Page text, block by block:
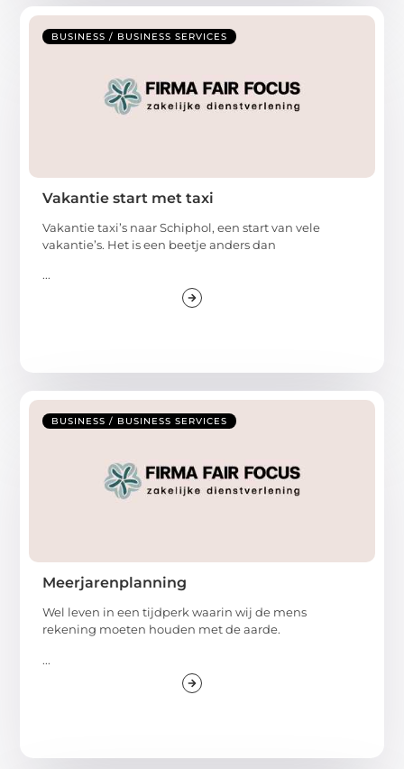
BUSINESS / BUSINESS SERVICES
Vakantie start met taxi
Vakantie taxi’s naar Schiphol, een start van vele
vakantie’s. Het is een beetje anders dan
...
BUSINESS / BUSINESS SERVICES
Meerjarenplanning
Wel leven in een tijdperk waarin wij de mens
rekening moeten houden met de aarde.
...